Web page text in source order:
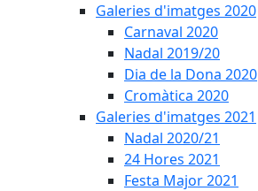
Galeries d'imatges 2020
Carnaval 2020
Nadal 2019/20
Dia de la Dona 2020
Cromàtica 2020
Galeries d'imatges 2021
Nadal 2020/21
24 Hores 2021
Festa Major 2021